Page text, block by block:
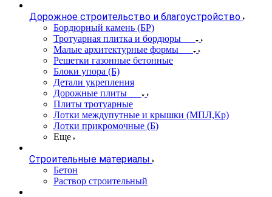
Дорожное строительство и благоустройство
Бордюрный камень (БР)
Тротуарная плитка и бордюры
Малые архитектурные формы
Решетки газонные бетонные
Блоки упора (Б)
Детали укрепления
Дорожные плиты
Плиты тротуарные
Лотки междупутные и крышки (МПЛ,Кр)
Лотки прикромочные (Б)
Еще
Строительные материалы
Бетон
Раствор строительный